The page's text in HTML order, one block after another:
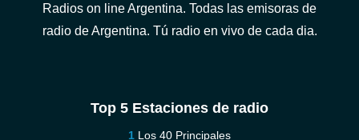
Radios on line Argentina. Todas las emisoras de
radio de Argentina. Tú radio en vivo de cada dia.
Top 5 Estaciones de radio
Los 40 Principales